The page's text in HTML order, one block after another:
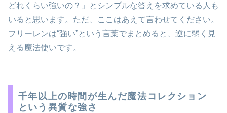
どれくらい強いの？」とシンプルな答えを求めている人も
いると思います。ただ、ここはあえて言わせてください。
フリーレンは“強い”という言葉でまとめると、逆に弱く見
える魔法使いです。
千年以上の時間が生んだ魔法コレクション
という異質な強さ